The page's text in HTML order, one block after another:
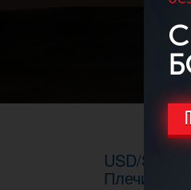
USD/SEK.
Плечи"